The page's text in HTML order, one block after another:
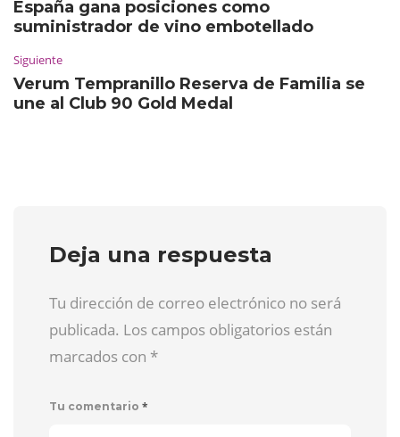
España gana posiciones como
suministrador de vino embotellado
Siguiente
Verum Tempranillo Reserva de Familia se
une al Club 90 Gold Medal
Deja una respuesta
Tu dirección de correo electrónico no será
publicada. Los campos obligatorios están
marcados con *
Tu comentario *